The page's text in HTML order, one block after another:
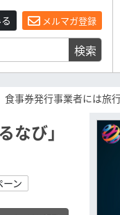
メルマガ登録
検索
事券発行事業者には旅
び」
ン